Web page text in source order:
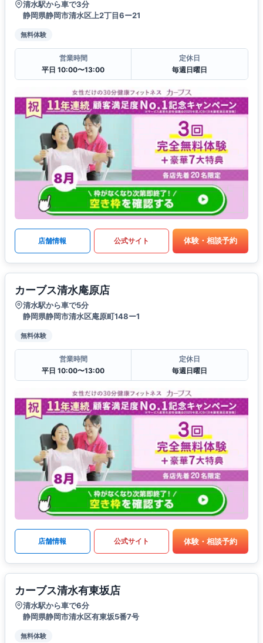
清水駅から車で3分
静岡県静岡市清水区上2丁目6ー21
無料体験
営業時間
平日 10:00〜13:00
定休日
毎週日曜日
店舗情報 公式サイト 体験・相談予約
カーブス清水庵原店
清水駅から車で5分
静岡県静岡市清水区庵原町148ー1
無料体験
営業時間
平日 10:00〜13:00
定休日
毎週日曜日
店舗情報 公式サイト 体験・相談予約
カーブス清水有東坂店
清水駅から車で6分
静岡県静岡市清水区有東坂5番7号
無料体験